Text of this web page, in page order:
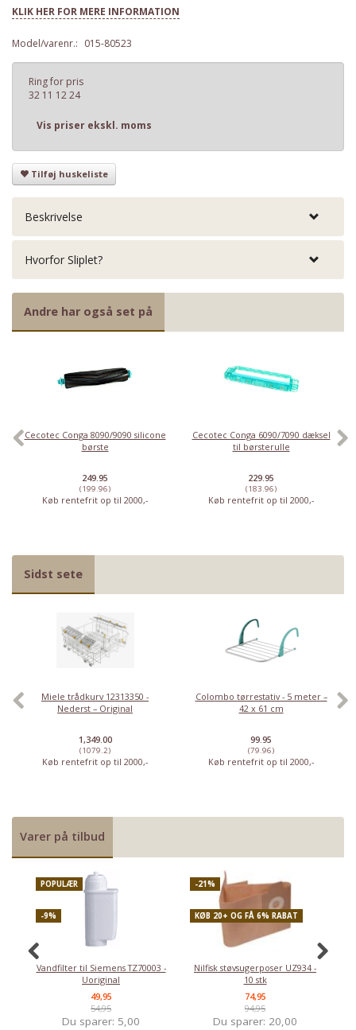
KLIK HER FOR MERE INFORMATION
Model/varenr.: 015-80523
Ring for pris
32 11 12 24
Vis priser ekskl. moms
Tilføj huskeliste
Beskrivelse
Hvorfor Sliplet?
Andre har også set på
Cecotec Conga 8090/9090 silicone
børste
249.95
(199.96)
Køb rentefrit op til 2000,-
Cecotec Conga 6090/7090 dæksel
til børsterulle
229.95
(183.96)
Køb rentefrit op til 2000,-
Sidst sete
Miele trådkurv 12313350 -
Nederst – Original
1,349.00
(1079.2)
Køb rentefrit op til 2000,-
Colombo tørrestativ - 5 meter –
42 x 61 cm
99.95
(79.96)
Køb rentefrit op til 2000,-
Varer på tilbud
POPULÆR
-9%
Vandfilter til Siemens TZ70003 -
Uoriginal
49,95
54,95
Du sparer: 5,00
-21%
KØB 20+ OG FÅ 6% RABAT
Nilfisk støvsugerposer UZ934 -
10 stk
74,95
94,95
Du sparer: 20,00